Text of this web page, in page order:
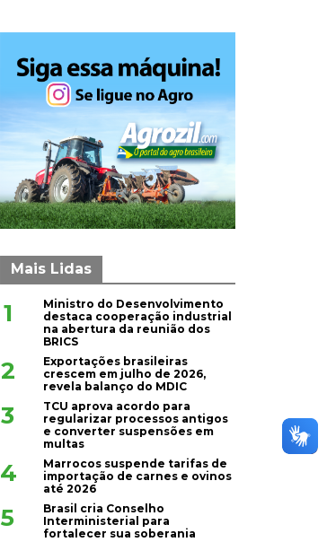
Mais Lidas
1
Ministro do Desenvolvimento
destaca cooperação industrial
na abertura da reunião dos
BRICS
2
Exportações brasileiras
crescem em julho de 2026,
revela balanço do MDIC
3
TCU aprova acordo para
regularizar processos antigos
e converter suspensões em
multas
4
Marrocos suspende tarifas de
importação de carnes e ovinos
até 2026
5
Brasil cria Conselho
Interministerial para
fortalecer sua soberania